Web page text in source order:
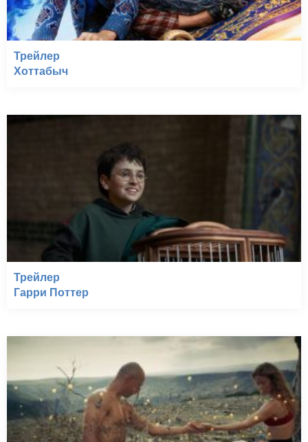
Трейлер
Хоттабыч
Трейлер
Гарри Поттер